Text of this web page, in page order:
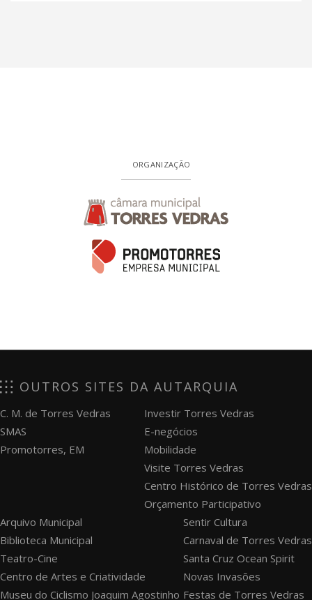
ORGANIZAÇÃO
OUTROS SITES DA AUTARQUIA
C. M. de Torres Vedras
SMAS
Promotorres, EM
Investir Torres Vedras
E-negócios
Mobilidade
Visite Torres Vedras
Centro Histórico de Torres Vedras
Orçamento Participativo
Arquivo Municipal
Biblioteca Municipal
Teatro-Cine
Centro de Artes e Criatividade
Museu do Ciclismo Joaquim Agostinho
Sentir Cultura
Carnaval de Torres Vedras
Santa Cruz Ocean Spirit
Novas Invasões
Festas de Torres Vedras